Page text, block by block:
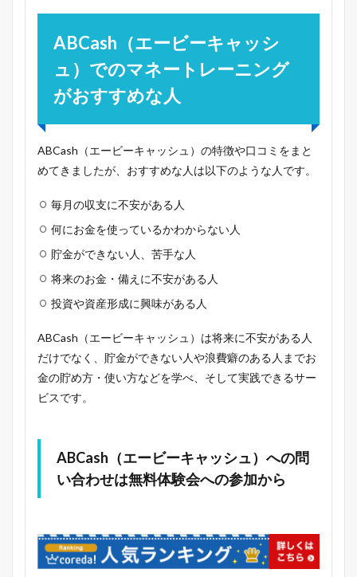
ABCash（エービーキャッシ
ュ）でのマネートレーニング
がおすすめな人
ABCash（エービーキャッシュ）の特徴や口コミをまと
めてきましたが、おすすめな人は以下のような人です。
毎月の収支に不安がある人
何にお金を使っているかわからない人
貯金ができない人、苦手な人
将来のお金・備えに不安がある人
投資や資産形成に興味がある人
ABCash（エービーキャッシュ）は将来に不安がある人
だけでなく、貯金ができない人や浪費癖のある人までお
金の貯め方・使い方などを学べ、そして実践できるサー
ビスです。
ABCash（エービーキャッシュ）への問
い合わせは無料体験会への参加から